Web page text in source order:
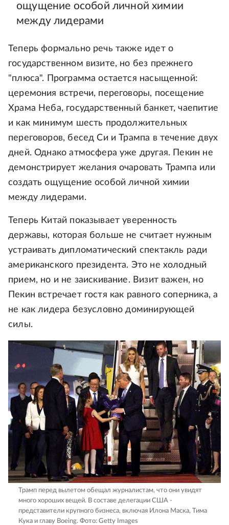
ощущение особой личной химии
между лидерами
Теперь формально речь также идет о
государственном визите, но без прежнего
"плюса". Программа остается насыщенной:
церемония встречи, переговоры, посещение
Храма Неба, государственный банкет, чаепитие
и как минимум шесть продолжительных
переговоров, бесед Си и Трампа в течение двух
дней. Однако атмосфера уже другая. Пекин не
демонстрирует желания очаровать Трампа или
создать ощущение особой личной химии
между лидерами.
Теперь Китай показывает уверенность
державы, которая больше не считает нужным
устраивать дипломатический спектакль ради
американского президента. Это не холодный
прием, но и не заискивание. Визит важен, но
Пекин встречает гостя как равного соперника, а
не как лидера безусловно доминирующей
силы.
Трамп перед вылетом обещал журналистам, что они увидят
много хороших вещей. В составе делегации США -
представители крупного бизнеса, включая Илона Маска, Тима
Кука и главу Boeing. Фото: Getty Images